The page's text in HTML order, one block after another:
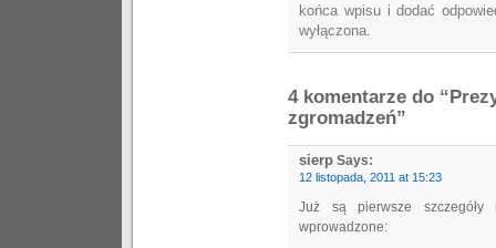
końca wpisu i dodać
wyłączona.
4 komentarze do
zgromadzeń”
sierp Says:
12 listopada, 2011 at 15:23
Już są pierwsze
wprowadzone: